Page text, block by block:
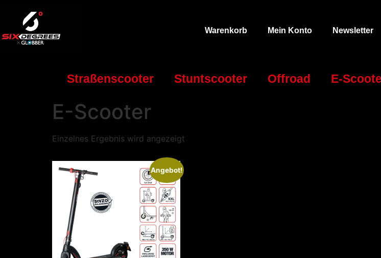
Warenkorb Mein Konto Newsletter
Straßenscooter Stuntscooter Offroad E-
E-Scooter
Einzelnes Ergebnis wird angezeigt
Angebot!